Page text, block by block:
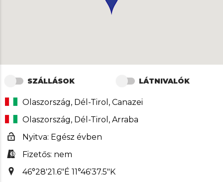
SZÁLLÁSOK LÁTNIVALÓK
Olaszország, Dél-Tirol, Canazei
Olaszország, Dél-Tirol, Arraba
Nyitva: Egész évben
Fizetős: nem
46°28'21.6"É 11°46'37.5"K